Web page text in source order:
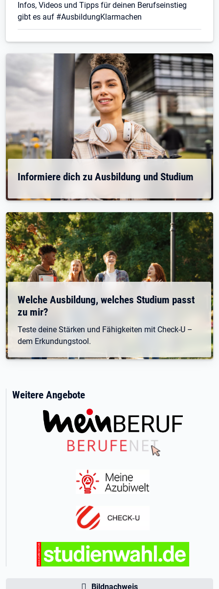
Infos, Videos und Tipps für deinen Berufseinstieg
gibt es auf #AusbildungKlarmachen
Informiere dich zu Ausbildung und Studium
Welche Ausbildung, welches Studium passt
zu mir?
Teste deine Stärken und Fähigkeiten mit Check-U –
dem Erkundungstool.
Weitere Angebote
Bildnachweis